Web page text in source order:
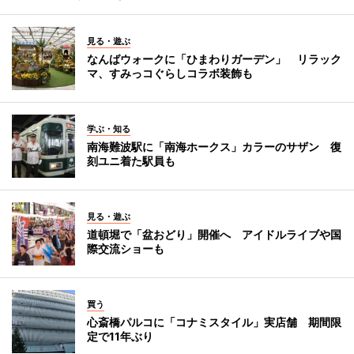
見る・遊ぶ
なんばウォークに「ひまわりガーデン」 リラック
マ、すみっコぐらしコラボ装飾も
学ぶ・知る
南海難波駅に「南海ホークス」カラーのサザン 復
刻ユニ着た駅員も
見る・遊ぶ
道頓堀で「盆おどり」開催へ アイドルライブや国
際交流ショーも
買う
心斎橋パルコに「コナミスタイル」実店舗 期間限
定で11年ぶり